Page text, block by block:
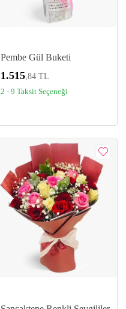
Pembe Gül Buketi
1.515 ,84 TL
2 - 9 Taksit Seçeneği